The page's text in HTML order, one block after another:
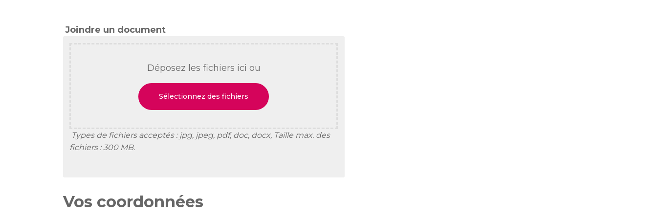
Joindre un document
Déposez les fichiers ici ou
Sélectionnez des fichiers
Types de fichiers acceptés : jpg, jpeg, pdf, doc, docx, Taille max. des
fichiers : 300 MB.
Vos coordonnées